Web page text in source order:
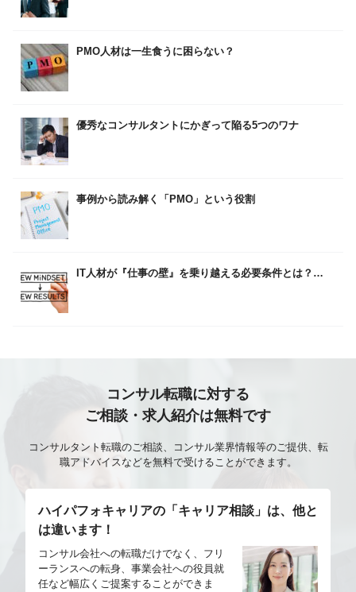
PMO人材は一生食うに困らない？
優秀なコンサルタントにかぎって陥る5つのワナ
事例から読み解く「PMO」という役割
IT人材が『仕事の壁』を乗り越える必要条件とは？…
コンサル転職に対する
ご相談・求人紹介は無料です
コンサルタント転職のご相談、コンサル業界情報等のご提供、転
職アドバイスなどを無料で受けることができます。
ハイパフォキャリアの「キャリア相談」は、他と
は違います！
コンサル会社への転職だけでなく、フリ
ーランスへの転身、事業会社への役員就
任など幅広くご提案することができま